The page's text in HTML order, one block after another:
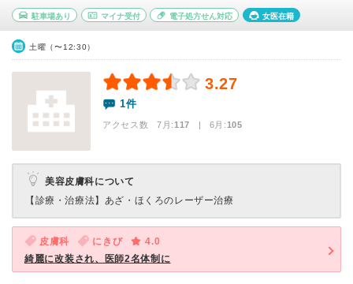
駐車場あり マイナ受付 電子処方せん対応 女医在籍
土曜（〜12:30）
3.27
1件
アクセス数 7月:117 | 6月:105
美容皮膚科について
【診療・治療法】 あざ・ほくろのレーザー治療
皮膚科 にきび
4.0
綺麗に改装され、医師2名体制に